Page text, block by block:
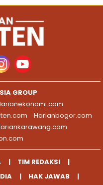
GROUP
Harianbogor.com
TIM REDAKSI
HAK JAWAB